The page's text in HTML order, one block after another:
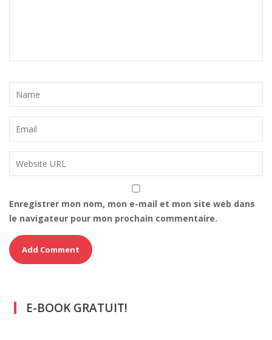
Enregistrer mon nom, mon e-mail et mon site web dans
le navigateur pour mon prochain commentaire.
E-BOOK GRATUIT!